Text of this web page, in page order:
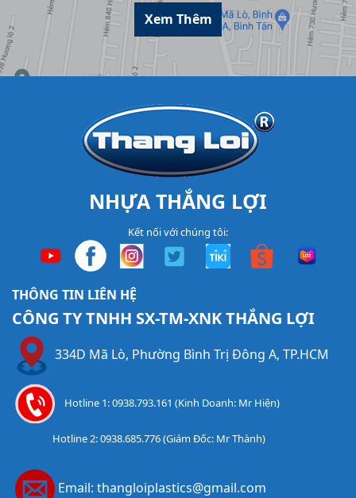
Xem Thêm
NHỰA THẮNG LỢI
Kết nối với chúng tôi:
THÔNG TIN LIÊN HỆ
CÔNG TY TNHH SX-TM-XNK THẮNG LỢI
334D Mã Lò, Phường Bình Trị Đông A, TP.HCM
Hotline 1: 0938.793.161 (Kinh Doanh: Mr Hiện)
Hotline 2: 0938.685.776 (Giám Đốc: Mr Thành)
Email: thangloiplastics@gmail.com